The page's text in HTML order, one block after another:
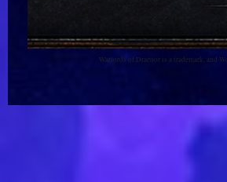
Warlords of Draenor is a trademark, and